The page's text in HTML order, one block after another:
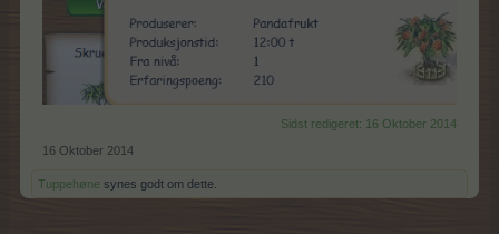
Sidst redigeret: 16 Oktober 2014
16 Oktober 2014
Tuppehøne synes godt om dette.